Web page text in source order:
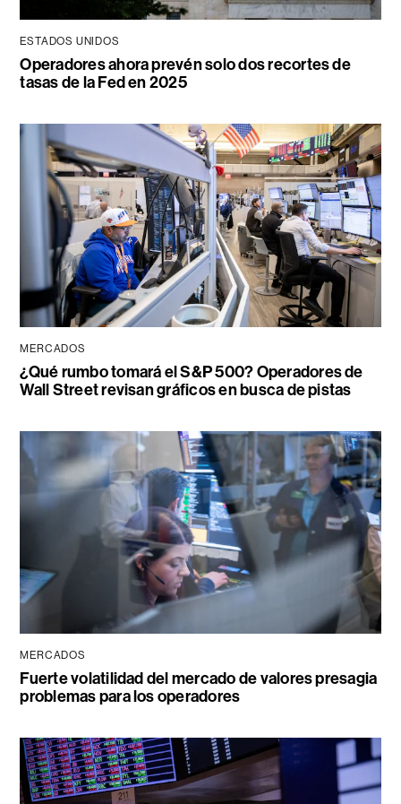
ESTADOS UNIDOS
Operadores ahora prevén solo dos recortes de
tasas de la Fed en 2025
MERCADOS
¿Qué rumbo tomará el S&P 500? Operadores de
Wall Street revisan gráficos en busca de pistas
MERCADOS
Fuerte volatilidad del mercado de valores presagia
problemas para los operadores